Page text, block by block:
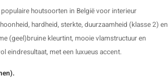
houtsoorten in België voor interieur
hardheid, sterkte, duurzaamheid (klasse 2) en
(geel)bruine kleurtint, mooie vlamstructuur en
eindresultaat, met een luxueus accent.